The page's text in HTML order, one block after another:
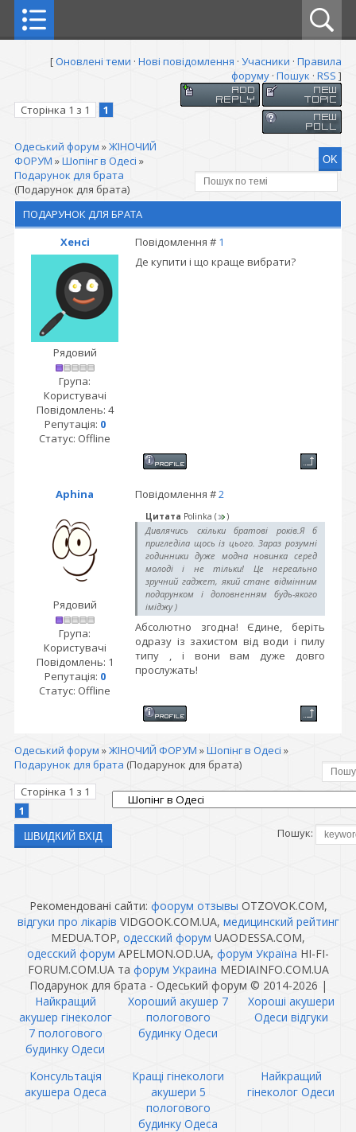
[Оновлені теми · Нові повідомлення · Учасники · Правила
форуму · Пошук · RSS ]
Сторінка 1 з 1 1
Одеський форум »ЖІНОЧИЙ
ФОРУМ »Шопінг в Одесі »
Подарунок для брата
(Подарунок для брата)
ПОДАРУНОК ДЛЯ БРАТА
Хенсі
Повідомлення # 1
Рядовий
Група:
Користувачі
Повідомлень: 4
Репутація: 0
Статус: Offline
Де купити і що краще вибрати?
Aphina Повідомлення #2
Рядовий
Група:
Користувачі
Повідомлень: 1
Репутація: 0
Статус: Offline
Цитата Polinka ( )
Дивлячись скільки братові років.Я б
пригледіла щось із цього. Зараз розумні
годинники дуже модна новинка серед
молоді і не тільки! Це нереально
зручний гаджет, який стане відмінним
подарунком і доповненням будь-якого
іміджу )
Абсолютно згодна! Єдине, беріть
одразу із захистом від води і пилу
типу , і вони вам дуже довго
прослужать!
Одеський форум »ЖІНОЧИЙ ФОРУМ »Шопінг в Одесі »
Подарунок для брата (Подарунок для брата)
Сторінка 1 з 1
1
Пошук:
Рекомендовані сайти: фоорум отзывы OTZOVOK.COM,
відгуки про лікарів VIDGOOK.COM.UA, медицинский рейтинг
MEDUA.TOP, одесский форум UAODESSA.COM,
одесский форум APELMON.OD.UA, форум Україна HI-FI-
FORUM.COM.UA та форум Украина MEDIAINFO.COM.UA
Подарунок для брата - Одеський форум © 2014-2026 |
Найкращий
акушер гінеколог
7 пологового
будинку Одеси
Хороший акушер 7
пологового
будинку Одеси
Хороші акушери
Одеси відгуки
Консультація
акушера Одеса
Кращі гінекологи
акушери 5
пологового
будинку Одеса
Найкращий
гінеколог Одеси